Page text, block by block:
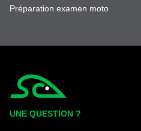
Préparation examen moto
UNE QUESTION ?